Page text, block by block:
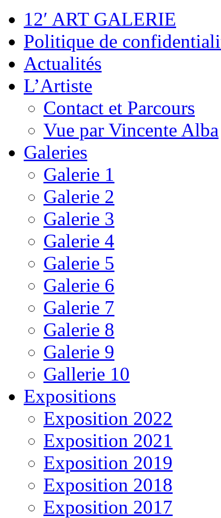
12′ ART GALERIE
Politique de
Actualités
L’Artiste
Contact et Parcours
Vue par Vincente Alba
Galeries
Galerie 1
Galerie 2
Galerie 3
Galerie 4
Galerie 5
Galerie 6
Galerie 7
Galerie 8
Galerie 9
Gallerie 10
Expositions
Exposition 2022
Exposition 2021
Exposition 2019
Exposition 2018
Exposition 2017